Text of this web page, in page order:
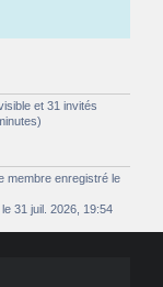
et 31 invités
membre enregistré le
, le 31 juil. 2026, 19:54